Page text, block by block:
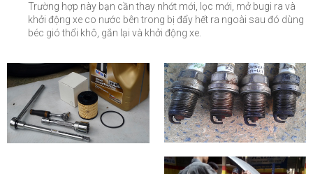
Trường hợp này bạn cần thay nhớt mới, lọc mới, mở bugi ra và
khởi động xe co nước bên trong bị đẩy hết ra ngoài sau đó dùng
béc gió thổi khô, gắn lại và khởi động xe.